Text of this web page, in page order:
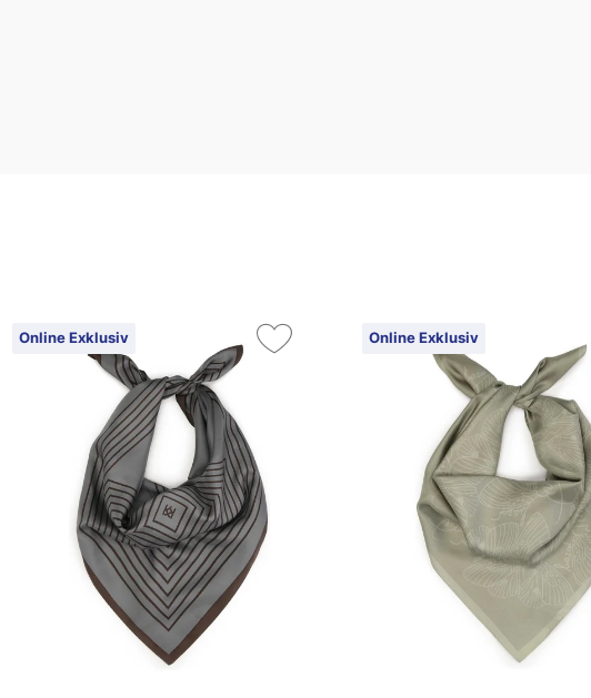
Online Exklusiv Online Exklusiv